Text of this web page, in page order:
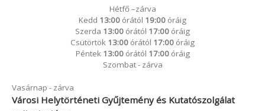
Hétfő –zárva
Kedd 13:00 órától 19:00 óráig
Szerda 13:00 órától 17:00 óráig
Csütörtök 13:00 órától 17:00 óráig
Péntek 13:00órától 17:00óráig
Szombat - zárva
Vasárnap - zárva
Városi Helytörténeti Gyűjtemény és Kutatószolgálat